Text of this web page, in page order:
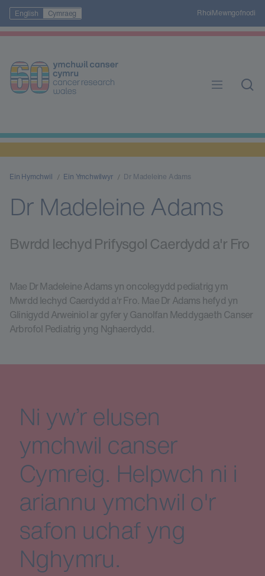
English Cymraeg RhoiMewngofnodi
Ein Hymchwil Ein Ymchwilwyr Dr Madeleine Adams
Dr Madeleine Adams
Bwrdd Iechyd Prifysgol Caerdydd a'r Fro
Mae Dr Madeleine Adams yn oncolegydd pediatrig ym
Mwrdd Iechyd Caerdydd a'r Fro. Mae Dr Adams hefyd yn
Glinigydd Arweiniol ar gyfer y Ganolfan Meddygaeth Canser
Arbrofol Pediatrig yng Nghaerdydd.
Ni yw’r elusen
ymchwil canser
Cymreig. Helpwch ni i
ariannu ymchwil o'r
safon uchaf yng
Nghymru.